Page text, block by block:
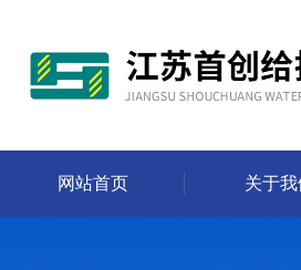
网站首页 关于我